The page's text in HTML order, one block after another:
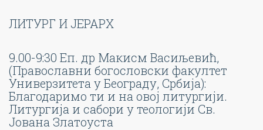
ЛИТУРГ И ЈЕРАРХ
9.00-9:30 Еп. др Макисм Васиљевић,
(Православни богословски факултет
Универзитета у Београду, Србија):
Благодаримо ти и на овој литургији.
Литургија и сабори у теологији Св.
Јована Златоуста